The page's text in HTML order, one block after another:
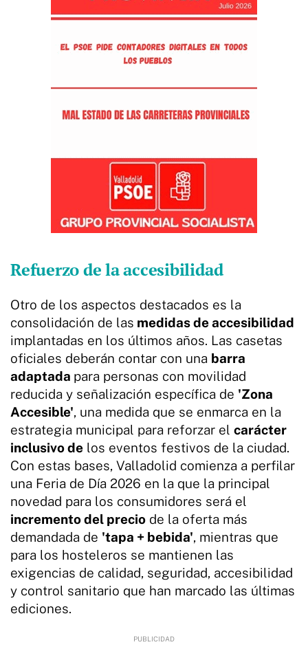
Refuerzo de la accesibilidad
Otro de los aspectos destacados es la
consolidación de las medidas de accesibilidad
implantadas en los últimos años. Las casetas
oficiales deberán contar con una barra
adaptada para personas con movilidad
reducida y señalización específica de 'Zona
Accesible', una medida que se enmarca en la
estrategia municipal para reforzar el carácter
inclusivo de los eventos festivos de la ciudad.
Con estas bases, Valladolid comienza a perfilar
una Feria de Día 2026 en la que la principal
novedad para los consumidores será el
incremento del precio de la oferta más
demandada de 'tapa + bebida', mientras que
para los hosteleros se mantienen las
exigencias de calidad, seguridad, accesibilidad
y control sanitario que han marcado las últimas
ediciones.